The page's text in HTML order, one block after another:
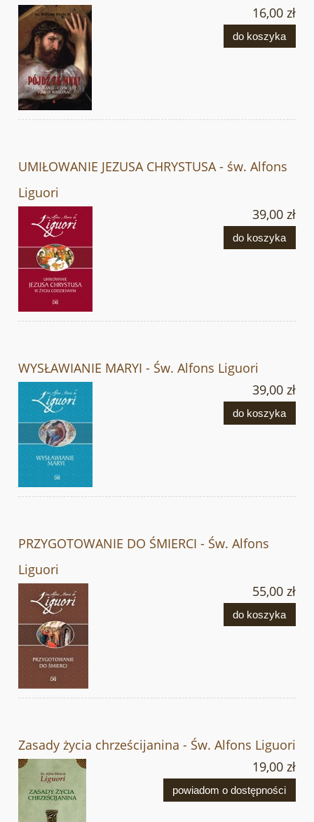
16,00 zł
do koszyka
UMIŁOWANIE JEZUSA CHRYSTUSA - św. Alfons
Liguori
39,00 zł
do koszyka
WYSŁAWIANIE MARYI - Św. Alfons Liguori
39,00 zł
do koszyka
PRZYGOTOWANIE DO ŚMIERCI - Św. Alfons
Liguori
55,00 zł
do koszyka
Zasady życia chrześcijanina - Św. Alfons Liguori
19,00 zł
powiadom o dostępności